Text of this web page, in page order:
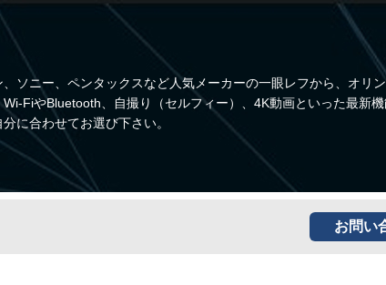
ソニー、ペンタックスなど人気メーカーの一眼レフから、オリ
FiやBluetooth、自撮り（セルフィー）、4K動画といった最新
に合わせてお選び下さい。
お問い